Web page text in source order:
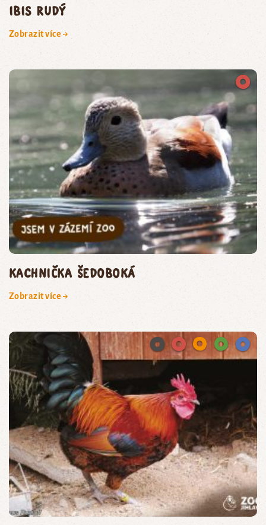
Ibis rudý
Zobrazit více →
kachnička šedoboká
Zobrazit více →